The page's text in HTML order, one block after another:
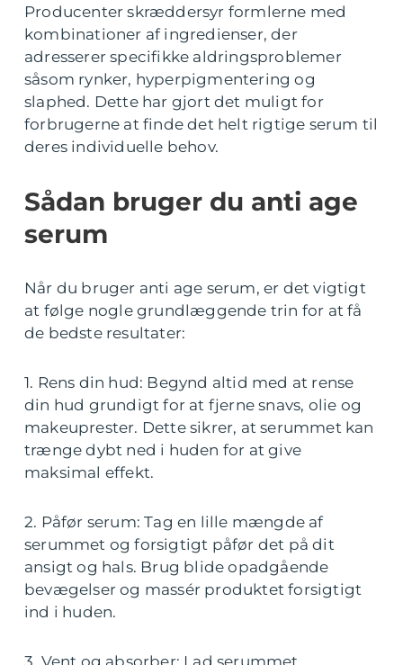
Producenter skræddersyr formlerne med
kombinationer af ingredienser, der
adresserer specifikke aldringsproblemer
såsom rynker, hyperpigmentering og
slaphed. Dette har gjort det muligt for
forbrugerne at finde det helt rigtige serum til
deres individuelle behov.
Sådan bruger du anti age
serum
Når du bruger anti age serum, er det vigtigt
at følge nogle grundlæggende trin for at få
de bedste resultater:
1. Rens din hud: Begynd altid med at rense
din hud grundigt for at fjerne snavs, olie og
makeuprester. Dette sikrer, at serummet kan
trænge dybt ned i huden for at give
maksimal effekt.
2. Påfør serum: Tag en lille mængde af
serummet og forsigtigt påfør det på dit
ansigt og hals. Brug blide opadgående
bevægelser og massér produktet forsigtigt
ind i huden.